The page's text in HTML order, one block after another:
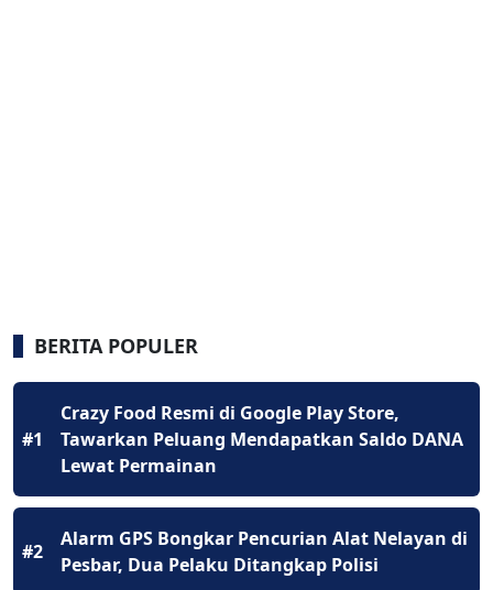
BERITA POPULER
#1
Crazy Food Resmi di Google Play Store,
Tawarkan Peluang Mendapatkan Saldo DANA
Lewat Permainan
#2
Alarm GPS Bongkar Pencurian Alat Nelayan di
Pesbar, Dua Pelaku Ditangkap Polisi